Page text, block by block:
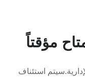
مؤقتاً
سيتم استئناف